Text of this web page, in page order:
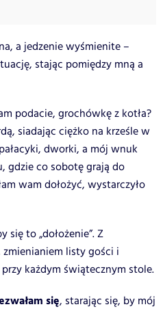
a jedzenie wyśmienite –
stając pomiędzy mną a
podacie, grochówkę z kotła?
siadając ciężko na krześle w
dworki, a mój wnuk
gdzie co sobotę grają do
wam dołożyć, wystarczyło
się to „dołożenie”. Z
listy gości i
każdym świątecznym stole.
się, starając się, by mój